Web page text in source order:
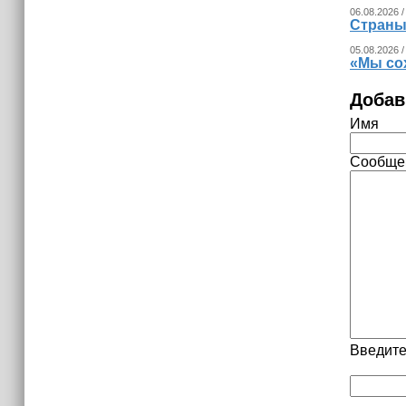
06.08.2026
05.08.2026
«Мы
Имя